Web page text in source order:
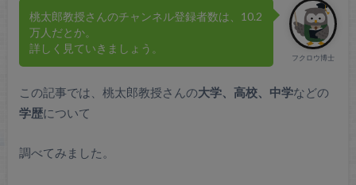
フクロウ博士
桃太郎教授さんのチャンネル登録者数は、10.2
万人だとか。
詳しく見ていきましょう。
この記事では、桃太郎教授さんの大学、高校、中学などの
学歴について
調べてみました。